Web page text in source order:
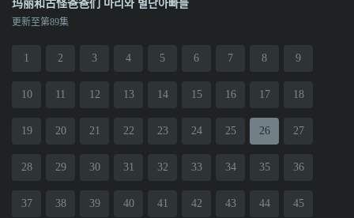
玛丽和古怪爸爸们 마리와 별난아빠들
更新至第89集
1 2 3 4 5 6 7 8 9
10 11 12 13 14 15 16 17 18
19 20 21 22 23 24 25 26 27
28 29 30 31 32 33 34 35 36
37 38 39 40 41 42 43 44 45